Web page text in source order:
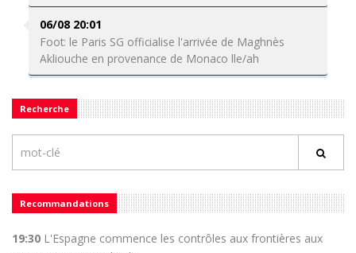
06/08 20:01
Foot: le Paris SG officialise l'arrivée de Maghnès
Akliouche en provenance de Monaco lle/ah
Recherche
Recommandations
19:30 L'Espagne commence les contrôles aux frontières aux